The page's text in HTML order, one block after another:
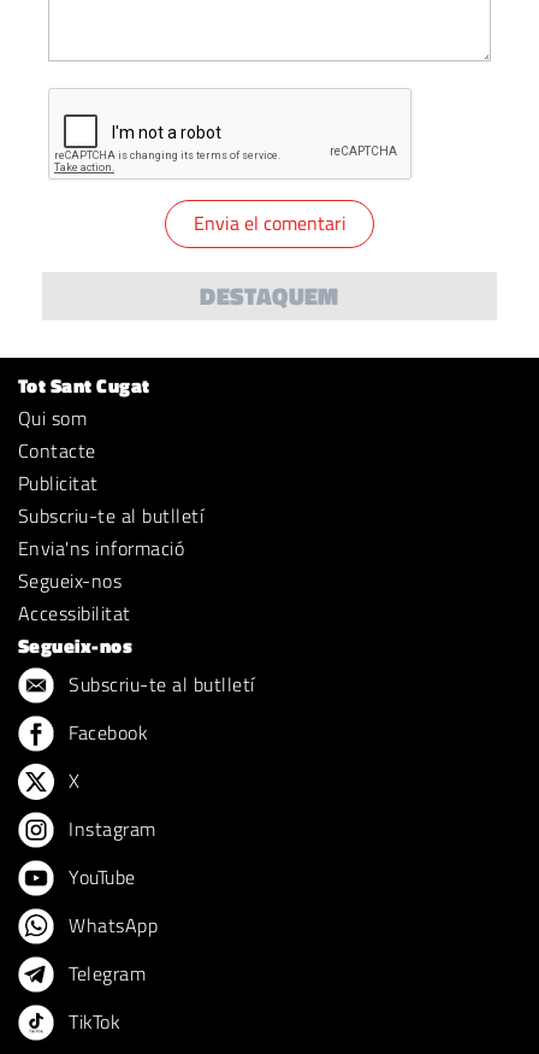
DESTAQUEM
Tot Sant Cugat
Qui som
Contacte
Publicitat
Subscriu-te al butlletí
Envia'ns informació
Segueix-nos
Accessibilitat
Segueix-nos
Subscriu-te al butlletí
Facebook
X
Instagram
YouTube
WhatsApp
Telegram
TikTok